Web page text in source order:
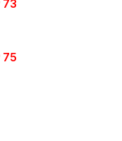
73
75